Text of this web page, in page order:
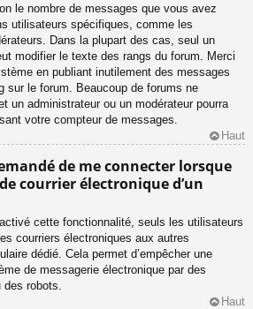
le nombre de messages que vous avez
utilisateurs spécifiques, comme les
Dans la plupart des cas, seul un
modifier le texte des rangs du forum. Merci
en publiant inutilement des messages
sur le forum. Beaucoup de forums ne
un administrateur ou un modérateur pourra
votre compteur de messages.
Haut
de me connecter lorsque
courrier électronique d’un
cette fonctionnalité, seuls les utilisateurs
courriers électroniques aux autres
dédié. Cela permet d’empêcher une
de messagerie électronique par des
robots.
Haut